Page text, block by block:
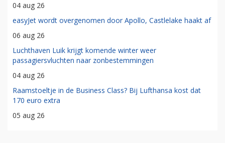
04 aug 26
easyJet wordt overgenomen door Apollo, Castlelake haakt af
06 aug 26
Luchthaven Luik krijgt komende winter weer
passagiersvluchten naar zonbestemmingen
04 aug 26
Raamstoeltje in de Business Class? Bij Lufthansa kost dat
170 euro extra
05 aug 26